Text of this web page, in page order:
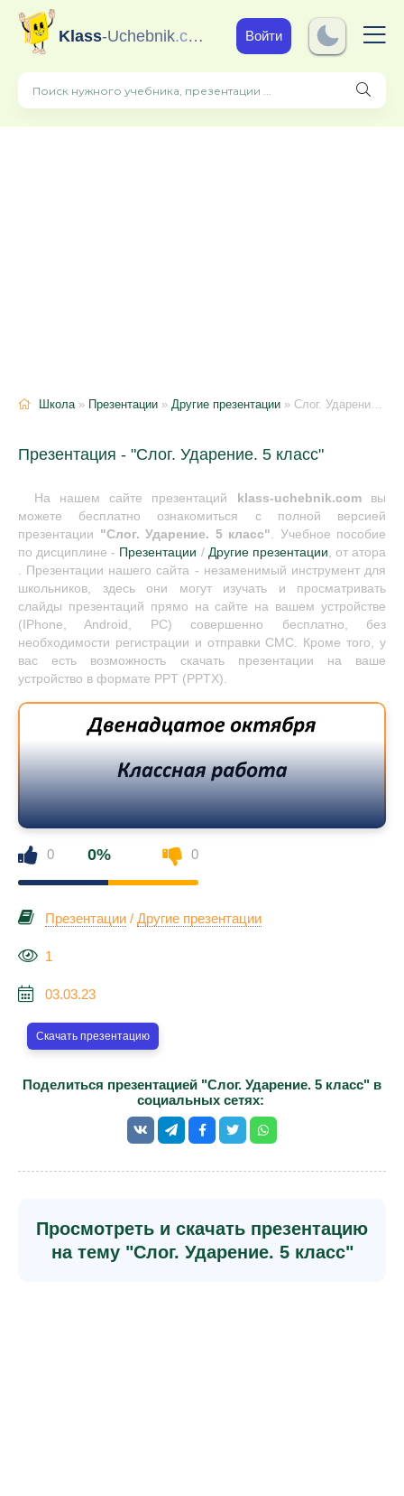
Klass-Uchebnik.com Войти
Школа» Презентации » Другие презентации » Слог. Ударение. 5 класс
Презентация - "Слог. Ударение. 5 класс"
На нашем сайте презентаций klass-uchebnik.comвы
можете бесплатно ознакомиться с полной версией
презентации "Слог. Ударение. 5 класс". Учебное пособие
по дисциплине - Презентации / Другие презентации, от атора
. Презентации нашего сайта - незаменимый инструмент для
школьников, здесь они могут изучать и просматривать
слайды презентаций прямо на сайте на вашем устройстве
(IPhone, Android, PC) совершенно бесплатно, без
необходимости регистрации и отправки СМС. Кроме того, у
вас есть возможность скачать презентации на ваше
устройство в формате PPT (PPTX).
0 0% 0
Презентации / Другие презентации
1
03.03.23
Скачать презентацию
Поделиться презентацией "Слог. Ударение. 5 класс" в
социальных сетях:
Просмотреть и скачать презентацию
на тему "Слог. Ударение. 5 класс"